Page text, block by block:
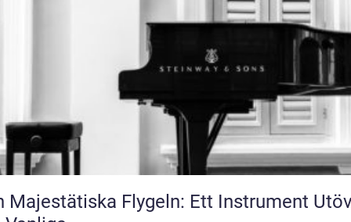
Majestätiska Flygeln: Ett Instrument